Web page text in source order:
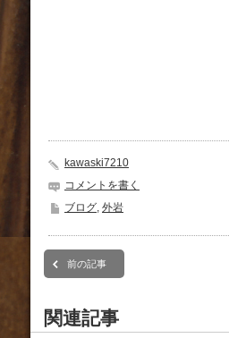
kawaski7210
コメントを書く
ブログ, 外岩
前の記事
関連記事